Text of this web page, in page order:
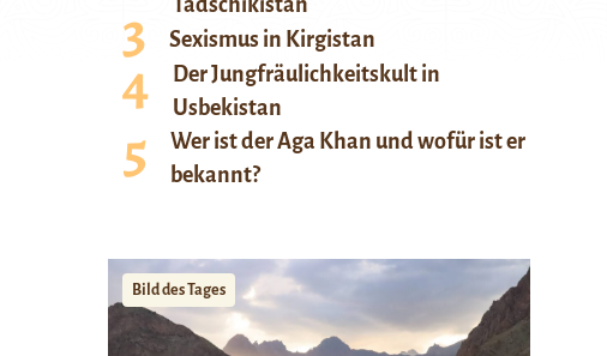
Tadschikistan
Sexismus in Kirgistan
Der Jungfräulichkeitskult in
Usbekistan
Wer ist der Aga Khan und wofür ist er
bekannt?
Bild des Tages